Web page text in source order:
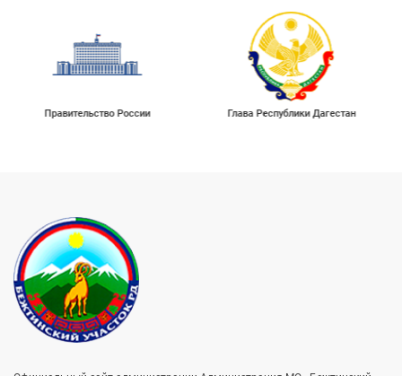
Правительство России Глава Республики Дагестан